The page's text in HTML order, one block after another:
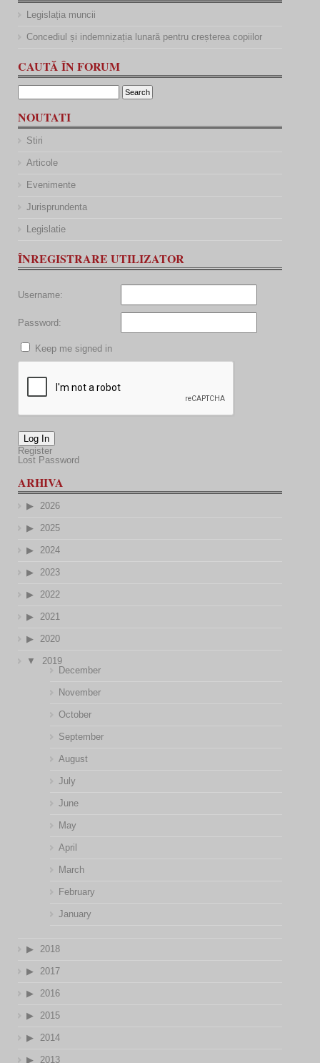
Legislația muncii
Concediul și indemnizația lunară pentru creșterea copiilor
CAUTĂ ÎN FORUM
NOUTATI
Stiri
Articole
Evenimente
Jurisprundenta
Legislatie
ÎNREGISTRARE UTILIZATOR
Username:
Password:
Keep me signed in
Log In
Register
Lost Password
ARHIVA
2026
2025
2024
2023
2022
2021
2020
2019
December
November
October
September
August
July
June
May
April
March
February
January
2018
2017
2016
2015
2014
2013